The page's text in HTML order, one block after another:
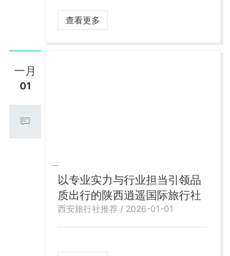
是一个旅行服务机构，更是连接游客与
三秦大地的文化桥梁，让每一段旅程都
查看更多
一月
01
以专业实力与行业担当引领品
质出行的陕西逍遥国际旅行社
西安旅行社推荐 / 2026-01-01